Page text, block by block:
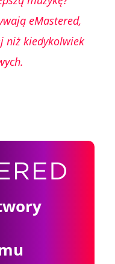
eMastered,
niż kiedykolwiek